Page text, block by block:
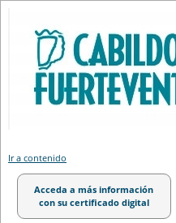
Ir a contenido
Acceda a más información
con su certificado digital